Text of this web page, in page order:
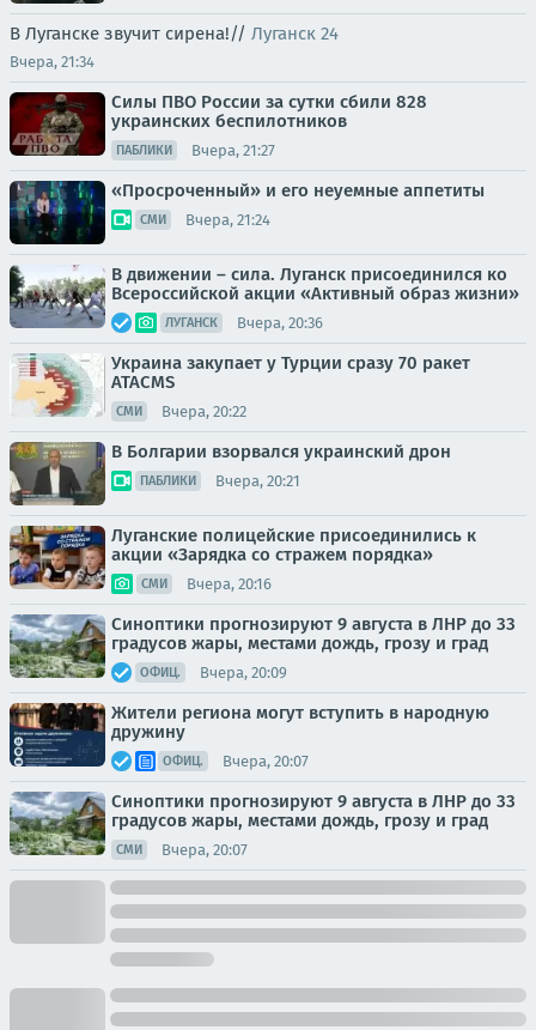
В Луганске звучит сирена!// Луганск 24
Вчера, 21:34
Силы ПВО России за сутки сбили 828
украинских беспилотников
ПАБЛИКИ Вчера, 21:27
«Просроченный» и его неуемные аппетиты
СМИ Вчера, 21:24
В движении – сила. Луганск присоединился ко
Всероссийской акции «Активный образ жизни»
ЛУГАНСК Вчера, 20:36
Украина закупает у Турции сразу 70 ракет
ATACMS
СМИ Вчера, 20:22
В Болгарии взорвался украинский дрон
ПАБЛИКИ Вчера, 20:21
Луганские полицейские присоединились к
акции «Зарядка со стражем порядка»
СМИ Вчера, 20:16
Синоптики прогнозируют 9 августа в ЛНР до 33
градусов жары, местами дождь, грозу и град
ОФИЦ. Вчера, 20:09
Жители региона могут вступить в народную
дружину
ОФИЦ. Вчера, 20:07
Синоптики прогнозируют 9 августа в ЛНР до 33
градусов жары, местами дождь, грозу и град
СМИ Вчера, 20:07